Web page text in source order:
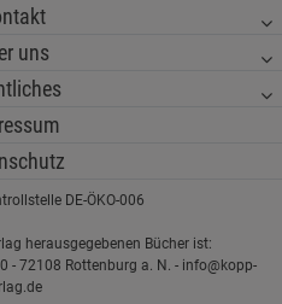
uns
DE-ÖKO-006
herausgegebenen Bücher ist:
- 72108 Rottenburg a. N. - info@kopp-